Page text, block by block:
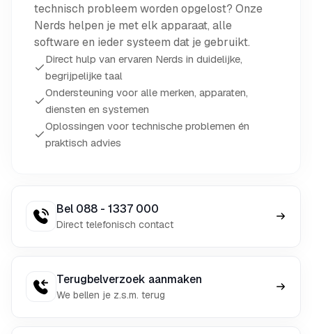
technisch probleem worden opgelost? Onze
Nerds helpen je met elk apparaat, alle
software en ieder systeem dat je gebruikt.
Direct hulp van ervaren Nerds in duidelijke,
begrijpelijke taal
Ondersteuning voor alle merken, apparaten,
diensten en systemen
Oplossingen voor technische problemen én
praktisch advies
Bel 088 - 1337 000
Direct telefonisch contact
Terugbelverzoek aanmaken
We bellen je z.s.m. terug